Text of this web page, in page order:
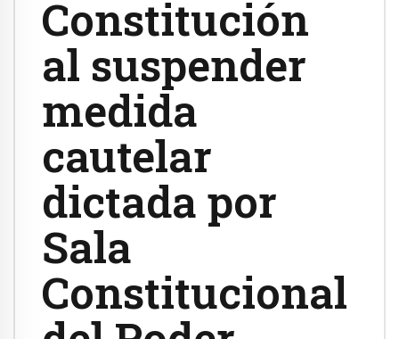
Constitución
al suspender
medida
cautelar
dictada por
Sala
Constitucional